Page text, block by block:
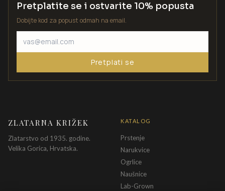
Pretplatite se i ostvarite 10% popusta
Dobijte kod za popust odmah na email.
Pretplati se
ZLATARNA KRIŽEK
Zlatarstvo od 1935. godine.
Velika Gorica, Hrvatska.
KATALOG
Prstenje
Narukvice
Ogrlice
Naušnice
Lab-Grown